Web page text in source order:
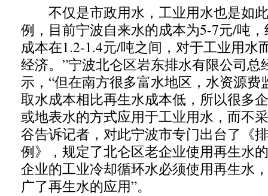
不仅是市政用水，工业用水也是如此
例，目前宁波自来水的成本为5-7元/吨
成本在1.2-1.4元/吨之间，对于工业用水
经济。”宁波北仑区岩东排水有限公司总
示，“但在南方很多富水地区，水资源费
取水成本相比再生水成本低，所以很多
或地表水的方式应用于工业用水，而不
谷告诉记者，对此宁波市专门出台了《
例》，规定了北仑区老企业使用再生水
企业的工业冷却循环水必须使用再生水
广了再生水的应用”。